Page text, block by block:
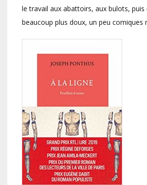
le travail aux abattoirs, aux bulots,
beaucoup plus doux, un peu comiques